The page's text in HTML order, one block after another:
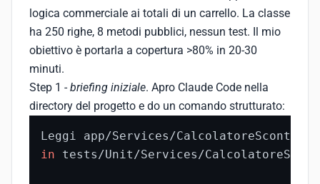
logica commerciale ai totali di un carrello. La classe
ha 250 righe, 8 metodi pubblici, nessun test. Il mio
obiettivo è portarla a copertura >80% in 20-30
minuti.
Step 1 -briefing iniziale. Apro Claude Code nella
directory del progetto e do un comando strutturato:
in tests/Unit/Services/